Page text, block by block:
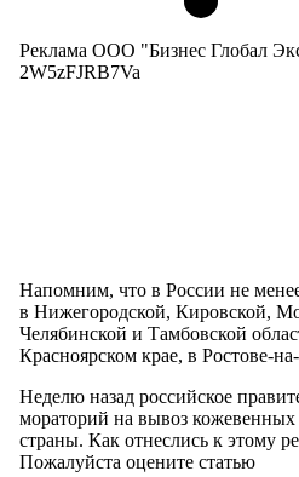
Реклама ООО "Бизнес Глобал
2W5zFJRB7Va
Напомним, что в России не
в Нижегородской, Кировской,
Челябинской и Тамбовской
Красноярском крае, в Ростове-
Неделю назад российское
мораторий на вывоз кожевенных
страны. Как отнеслись к этому
Пожалуйста оцените статью